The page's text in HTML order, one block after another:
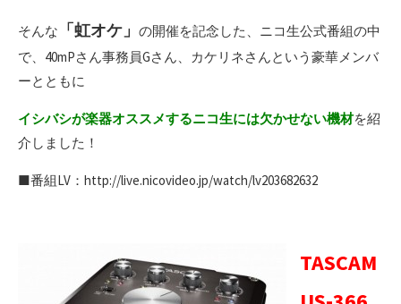
そんな 「虹オケ」 の開催を記念した、ニコ生公式番組の中
で、40mPさん事務員Gさん、カケリネさんという豪華メンバ
ーとともに
イシバシが楽器オススメするニコ生には欠かせない機材を紹
介しました！
■番組LV：http://live.nicovideo.jp/watch/lv203682632
TASCAM